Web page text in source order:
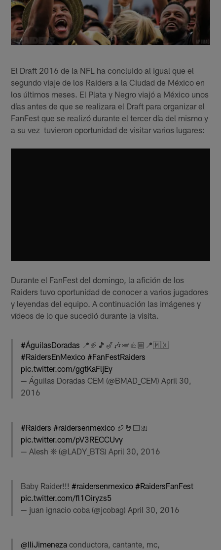
El Draft 2016 de la NFL ha concluido al igual que el
segundo viaje de los Raiders a la Ciudad de México en
los últimos meses. El Plata y Negro viajó a México unos
días antes de que se realizara el Draft para organizar el
FanFest que se realizó durante el tercer día del mismo y
a su vez tuvieron oportunidad de visitar varios lugares:
Durante el FanFest del domingo, la afición de los
Raiders tuvo oportunidad de conocer a varios jugadores
y leyendas del equipo. A continuación las imágenes y
vídeos de lo que sucedió durante la visita.
#ÁguilasDoradas 📍🏈🎵🎷🎶🎺👍🏼📍🇲🇽
#RaidersEnMexico #FanFestRaiders
pic.twitter.com/ggtKaFljEy
— Águilas Doradas CEM (@BMAD_CEM)April 30,
2016
#Raiders #raidersenmexico 🏈🤘🏻🎀
pic.twitter.com/pV3RECCUvy
— Alesh ❊ (@LADY_BTS) April 30, 2016
Baby Raider!!!#raidersenmexico #RaidersFanFest
pic.twitter.com/fl1Oiryzs5
— juan ignacio coba (@jcobag)April 30, 2016
@IliJimeneza conductora, cantante, mc,